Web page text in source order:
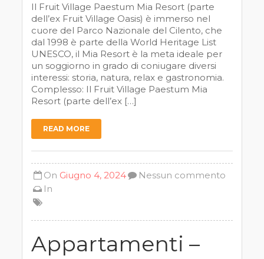
Il Fruit Village Paestum Mia Resort (parte
dell’ex Fruit Village Oasis) è immerso nel
cuore del Parco Nazionale del Cilento, che
dal 1998 è parte della World Heritage List
UNESCO, il Mia Resort è la meta ideale per
un soggiorno in grado di coniugare diversi
interessi: storia, natura, relax e gastronomia.
Complesso: Il Fruit Village Paestum Mia
Resort (parte dell’ex […]
READ MORE
On Giugno 4, 2024
In
Nessun commento
Appartamenti –